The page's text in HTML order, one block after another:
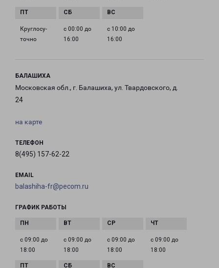
Круглосу­
точно
с 00:00 до
16:00
с 10:00 до
16:00
БАЛАШИХА
Московская обл., г. Балашиха, ул. Твардовского, д.
24
на карте
ТЕЛЕФОН
8(495) 157-62-22
EMAIL
balashiha-fr@pecom.ru
ГРАФИК РАБОТЫ
с 09:00 до
18:00
с 09:00 до
18:00
с 09:00 до
18:00
с 09:00 до
18:00